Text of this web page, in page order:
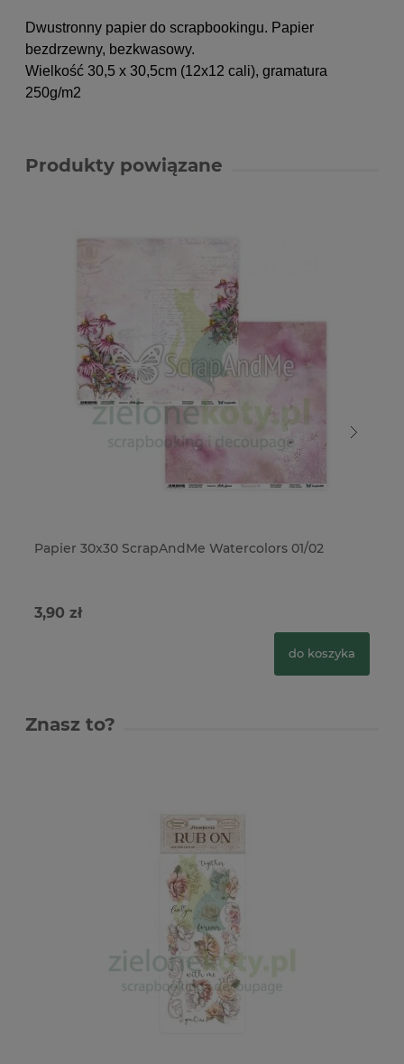
Dwustronny papier do scrapbookingu. Papier
bezdrzewny, bezkwasowy.
Wielkość 30,5 x 30,5cm (12x12 cali), gramatura
250g/m2
Produkty powiązane
Papier 30x30 ScrapAndMe Watercolors 01/02
3,90 zł
do koszyka
Znasz to?